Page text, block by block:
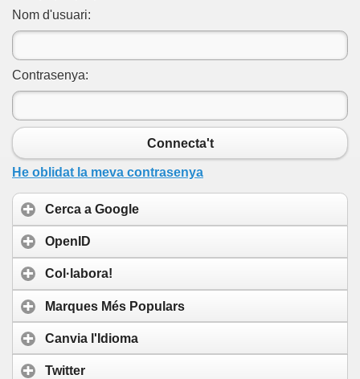
Nom d'usuari:
Contrasenya:
Connecta't
He oblidat la meva contrasenya
Cerca a Google
OpenID
Col·labora!
Marques Més Populars
Canvia l'Idioma
Twitter